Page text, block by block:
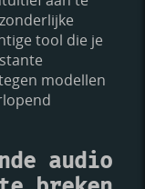
tool die je
modellen
audio